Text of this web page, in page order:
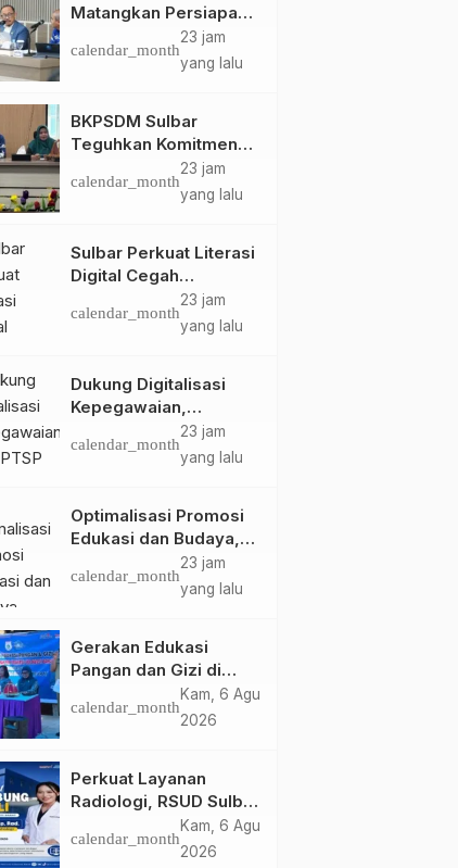
Matangkan Persiapan
HUT Ke-81 RI, Puncak
Upacara di Lapangan
calendar_month
23 jam
yang lalu
BKPSDM Sulbar
Teguhkan Komitmen
Pengembangan
Kompetensi ASN
Perjanjian Tugas
Belajar 2026
calendar_month
23 jam
yang lalu
Sulbar Perkuat Literasi
Digital Cegah
Kejahatan Love
Scamming
calendar_month
23 jam
yang lalu
Dukung Digitalisasi
Kepegawaian,
DPMPTSP Sulbar Siap
Terapkan Aplikasi
calendar_month
23 jam
yang lalu
Optimalisasi Promosi
Edukasi dan Budaya,
Anjungan Provinsi
Sulawesi Barat Perkuat
TMII
calendar_month
23 jam
yang lalu
Gerakan Edukasi
Pangan dan Gizi di
Mamasa: Tingkatkan
Pengetahuan dan
calendar_month
Kam, 6 Agu
2026
Perkuat Layanan
Radiologi, RSUD Sulbar
Sambut Kembali dr. Iis
Imelda, Sp.Rad
calendar_month
Kam, 6 Agu
2026